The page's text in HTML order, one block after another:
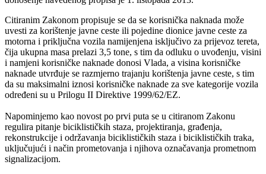
Citiranim Zakonom propisuje se da se korisnička naknada može
uvesti za korištenje javne ceste ili pojedine dionice javne ceste za
motorna i priključna vozila namijenjena isključivo za prijevoz tereta,
čija ukupna masa prelazi 3,5 tone, s tim da odluku o uvođenju, visini
i namjeni korisničke naknade donosi Vlada, a visina korisničke
naknade utvrđuje se razmjerno trajanju korištenja javne ceste, s tim
da su maksimalni iznosi korisničke naknade za sve kategorije vozila
određeni su u Prilogu II Direktive 1999/62/EZ.
Napominjemo kao novost po prvi puta se u citiranom Zakonu
regulira pitanje biciklističkih staza, projektiranja, građenja,
rekonstrukcije i održavanja biciklističkih staza i biciklističkih traka,
uključujući i način prometovanja i njihova označavanja prometnom
signalizacijom.